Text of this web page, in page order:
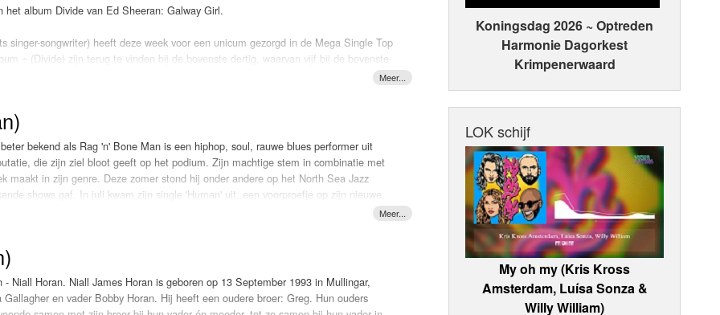
"Nine Track Mind", waarvan "One Call away", "We don't talk anymore" (met
album Divide van Ed Sheeran: Galway Girl.
singer-songwriter) heeft deze week voor een unicum gezorgd in de Mega Single Top
÷ (Divide) zijn terug te vinden bij de bovenste dertig, waarvan vijf bij de bovenste
records op zijn naam schreef, zet daarmee de top van de lijst volledig op zijn kop.
Justin Bieber, Broederliefde en Lil’ Kleine Sheeran voor. Niet eerder belandden
hoog in de Nederlandse hitlijsten.
week op de eerste plaats staan. De single wordt ruim de helft meer keer
Hill" die op de tweede plaats terug te vinden is. Van de albumtracks zijn " Galway
bekend als Rag 'n' Bone Man is een hiphop, soul, rauwe blues performer uit
die zijn ziel bloot geeft op het podium. Zijn machtige stem in combinatie met
maakt in zijn genre. Deze zomer stond hij onder andere op het North Sea Jazz
shows gaf. In juli kwam zijn single 'Human' uit, een voorproefje op zijn nieuwe
Niall Horan. Niall James Horan is geboren op 13 September 1993 in Mullingar,
en vader Bobby Horan. Hij heeft een oudere broer: Greg. Hun ouders
Koningsdag 2026 ~ Optreden
Harmonie Dagorkest
Krimpenerwaard
LOK schijf
My oh my (Kris Kross
Amsterdam, Luísa Sonza &
Willy William)